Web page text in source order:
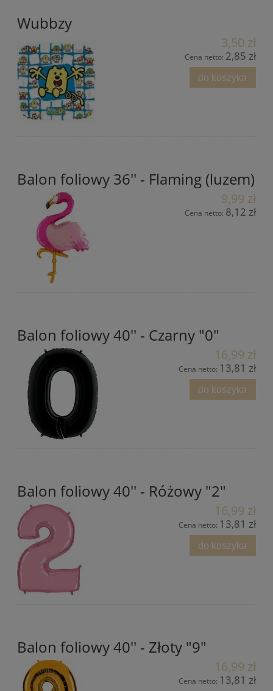
Wubbzy
3,50 zł
Cena netto: 2,85 zł
do koszyka
Balon foliowy 36'' - Flaming (luzem)
9,99 zł
Cena netto: 8,12 zł
Balon foliowy 40'' - Czarny "0"
16,99 zł
Cena netto: 13,81 zł
do koszyka
Balon foliowy 40'' - Różowy "2"
16,99 zł
Cena netto: 13,81 zł
do koszyka
Balon foliowy 40'' - Złoty "9"
16,99 zł
Cena netto: 13,81 zł